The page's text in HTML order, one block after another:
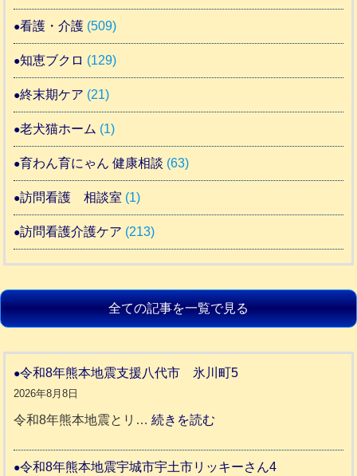
看護・介護 (509)
知恵ブクロ (129)
終末期ケア (21)
老犬猫ホーム (1)
育わん育にゃん 健康相談 (63)
訪問看護 相談室 (1)
訪問看護介護ケア (213)
全ての記事を一覧で見る
令和8年熊本地震支援八代市 氷川町5
2026年8月8日
令和8年熊本地震とリ…続きを読む
和
令和8年熊本地震宇城市宇土市リッキーさん4